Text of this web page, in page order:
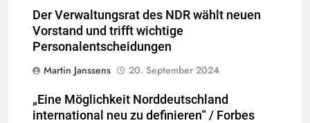
Der Verwaltungsrat des NDR wählt neuen
Vorstand und trifft wichtige
Personalentscheidungen
Martin Janssens
20. September 2024
„Eine Möglichkeit Norddeutschland
international neu zu definieren“ / Forbes